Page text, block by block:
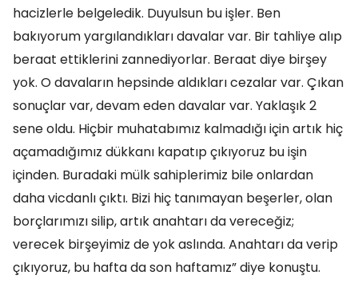
hacizlerle belgeledik. Duyulsun bu işler. Ben
bakıyorum yargılandıkları davalar var. Bir tahliye alıp
beraat ettiklerini zannediyorlar. Beraat diye birşey
yok. O davaların hepsinde aldıkları cezalar var. Çıkan
sonuçlar var, devam eden davalar var. Yaklaşık 2
sene oldu. Hiçbir muhatabımız kalmadığı için artık hiç
açamadığımız dükkanı kapatıp çıkıyoruz bu işin
içinden. Buradaki mülk sahiplerimiz bile onlardan
daha vicdanlı çıktı. Bizi hiç tanımayan beşerler, olan
borçlarımızı silip, artık anahtarı da vereceğiz;
verecek birşeyimiz de yok aslında. Anahtarı da verip
çıkıyoruz, bu hafta da son haftamız” diye konuştu.